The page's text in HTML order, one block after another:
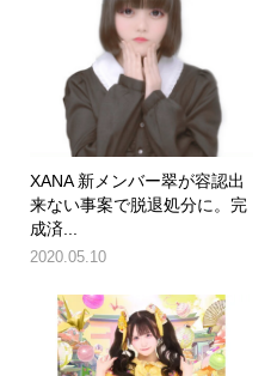
XANA 新メンバー翠が容認出
来ない事案で脱退処分に。完
成済...
2020.05.10